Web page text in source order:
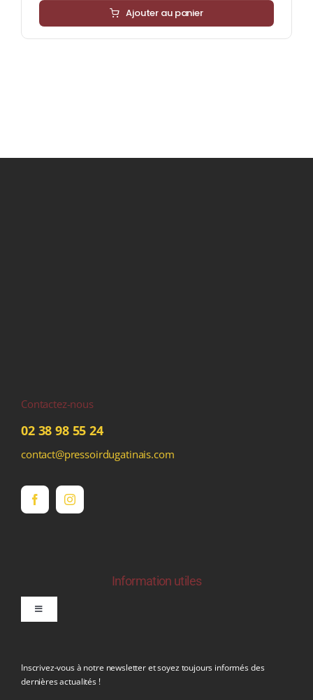
Ajouter au panier
Contactez-nous
02 38 98 55 24
contact@pressoirdugatinais.com
Information utiles
Toggle
Inscrivez-vous à notre newsletter et soyez toujours informés des
dernières actualités !